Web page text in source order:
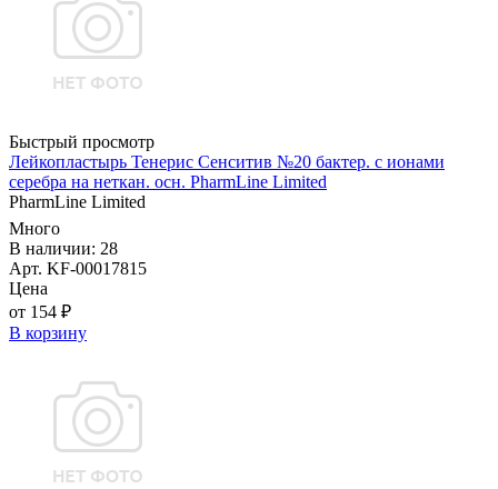
Быстрый просмотр
Лейкопластырь Тенерис Сенситив №20 бактер. с ионами
серебра на неткан. осн. PharmLine Limited
PharmLine Limited
Много
В наличии: 28
Арт. KF-00017815
Цена
от 154 ₽
В корзину